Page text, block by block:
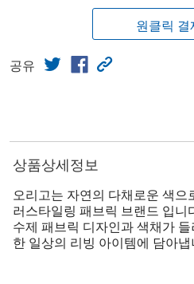
원클릭
공유
상품상세정보
오리고는 자연의 다채로운 색으
러스타일링 패브릭 브랜드 입니
수제 패브릭 디자인과 색채가
한 일상의 리빙 아이템에 담아냅